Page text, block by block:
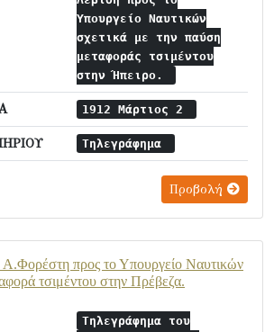
Υπουργείο Ναυτικών
σχετικά με την παύση
μεταφοράς τσιμέντου
στην Ήπειρο.
1912 Μάρτιος 2
Τηλεγράφημα
Προβολή
προς το Υπουργείο Ναυτικών
τσιμέντου στην Πρέβεζα.
Τηλεγράφημα του